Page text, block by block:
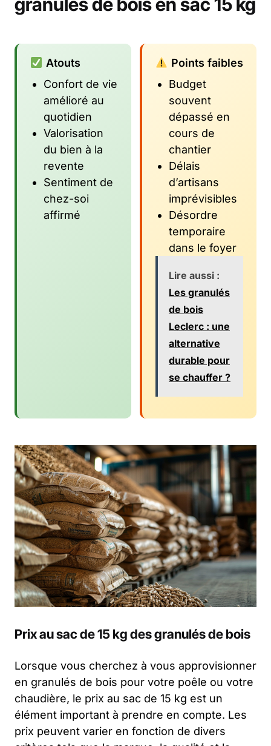
granulés de bois en sac 15 kg
Atouts
Confort de vie
amélioré au
quotidien
Valorisation
du bien à la
revente
Sentiment de
chez-soi
affirmé
Points faibles
Budget
souvent
dépassé en
cours de
chantier
Délais
d’artisans
imprévisibles
Désordre
temporaire
dans le foyer
Lire aussi :
Les granulés
de bois
Leclerc : une
alternative
durable pour
se chauffer ?
Prix au sac de 15 kg des granulés de bois
Lorsque vous cherchez à vous approvisionner
en granulés de bois pour votre poêle ou votre
chaudière, le prix au sac de 15 kg est un
élément important à prendre en compte. Les
prix peuvent varier en fonction de divers